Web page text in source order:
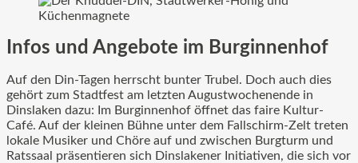
Infos und Angebote im Burginnenhof
Auf den Din-Tagen herrscht bunter Trubel. Doch auch dies
gehört zum Stadtfest am letzten Augustwochenende in
Dinslaken dazu: Im Burginnenhof öffnet das faire Kultur-
Café. Auf der kleinen Bühne unter dem Fallschirm-Zelt treten
lokale Musiker und Chöre auf und zwischen Burgturm und
Ratssaal präsentieren sich Dinslakener Initiativen, die sich vor